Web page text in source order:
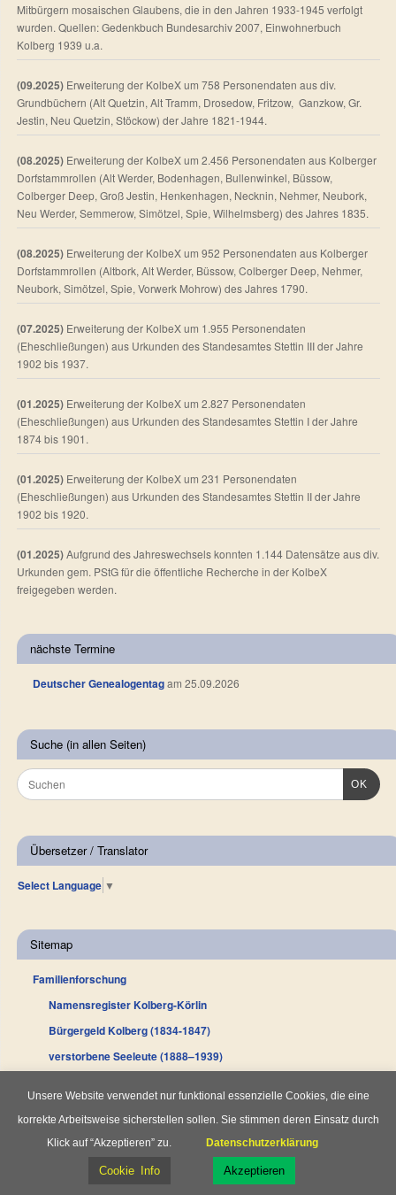
Mitbürgern mosaischen Glaubens, die in den Jahren 1933-1945 verfolgt
wurden. Quellen: Gedenkbuch Bundesarchiv 2007, Einwohnerbuch
Kolberg 1939 u.a.
(09.2025) Erweiterung der KolbeX um 758 Personendaten aus div.
Grundbüchern (Alt Quetzin, Alt Tramm, Drosedow, Fritzow, Ganzkow, Gr.
Jestin, Neu Quetzin, Stöckow) der Jahre 1821-1944.
(08.2025) Erweiterung der KolbeX um 2.456 Personendaten aus Kolberger
Dorfstammrollen (Alt Werder, Bodenhagen, Bullenwinkel, Büssow,
Colberger Deep, Groß Jestin, Henkenhagen, Necknin, Nehmer, Neubork,
Neu Werder, Semmerow, Simötzel, Spie, Wilhelmsberg) des Jahres 1835.
(08.2025) Erweiterung der KolbeX um 952 Personendaten aus Kolberger
Dorfstammrollen (Altbork, Alt Werder, Büssow, Colberger Deep, Nehmer,
Neubork, Simötzel, Spie, Vorwerk Mohrow) des Jahres 1790.
(07.2025) Erweiterung der KolbeX um 1.955 Personendaten
(Eheschließungen) aus Urkunden des Standesamtes Stettin III der Jahre
1902 bis 1937.
(01.2025) Erweiterung der KolbeX um 2.827 Personendaten
(Eheschließungen) aus Urkunden des Standesamtes Stettin I der Jahre
1874 bis 1901.
(01.2025) Erweiterung der KolbeX um 231 Personendaten
(Eheschließungen) aus Urkunden des Standesamtes Stettin II der Jahre
1902 bis 1920.
(01.2025)Aufgrund des Jahreswechsels konnten 1.144 Datensätze aus div.
Urkunden gem. PStG für die öffentliche Recherche in der KolbeX
freigegeben werden.
nächste Termine
Deutscher Genealogentagam 25.09.2026
Suche (in allen Seiten)
OK
Übersetzer / Translator
Select Language ▼
Sitemap
Familienforschung
Namensregister Kolberg-Körlin
Bürgergeld Kolberg (1834-1847)
verstorbene Seeleute (1888–1939)
Todesanzeigen Kolberger Zeitung
Lehrlings-/Gesellenrollen (1886-1934)
Unsere Website verwendet nur funktional essenzielle Cookies, die eine
korrekte Arbeitsweise sicherstellen sollen. Sie stimmen deren Einsatz durch
Klick auf “Akzeptieren” zu.
Datenschutzerklärung
Cookie Info Akzeptieren